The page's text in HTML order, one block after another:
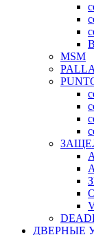
MSM
ДВЕРНЫЕ